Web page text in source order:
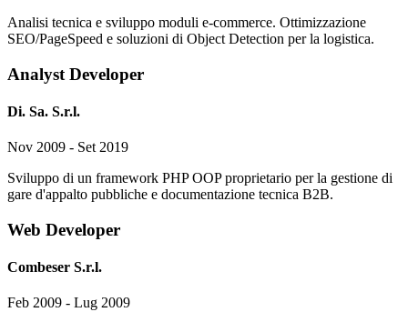
Analisi tecnica e sviluppo moduli e-commerce. Ottimizzazione
SEO/PageSpeed e soluzioni di Object Detection per la logistica.
Analyst Developer
Di. Sa. S.r.l.
Nov 2009 - Set 2019
Sviluppo di un framework PHP OOP proprietario per la gestione di
gare d'appalto pubbliche e documentazione tecnica B2B.
Web Developer
Combeser S.r.l.
Feb 2009 - Lug 2009